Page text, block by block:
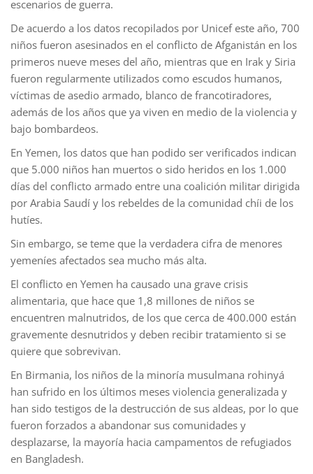
escenarios de guerra.
De acuerdo a los datos recopilados por Unicef este año, 700
niños fueron asesinados en el conflicto de Afganistán en los
primeros nueve meses del año, mientras que en Irak y Siria
fueron regularmente utilizados como escudos humanos,
víctimas de asedio armado, blanco de francotiradores,
además de los años que ya viven en medio de la violencia y
bajo bombardeos.
En Yemen, los datos que han podido ser verificados indican
que 5.000 niños han muertos o sido heridos en los 1.000
días del conflicto armado entre una coalición militar dirigida
por Arabia Saudí y los rebeldes de la comunidad chíi de los
hutíes.
Sin embargo, se teme que la verdadera cifra de menores
yemeníes afectados sea mucho más alta.
El conflicto en Yemen ha causado una grave crisis
alimentaria, que hace que 1,8 millones de niños se
encuentren malnutridos, de los que cerca de 400.000 están
gravemente desnutridos y deben recibir tratamiento si se
quiere que sobrevivan.
En Birmania, los niños de la minoría musulmana rohinyá
han sufrido en los últimos meses violencia generalizada y
han sido testigos de la destrucción de sus aldeas, por lo que
fueron forzados a abandonar sus comunidades y
desplazarse, la mayoría hacia campamentos de refugiados
en Bangladesh.